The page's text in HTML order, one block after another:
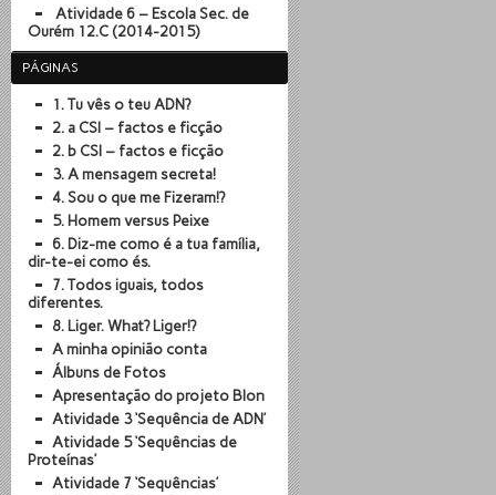
Atividade 6 – Escola Sec. de
Ourém 12.C (2014-2015)
PÁGINAS
1. Tu vês o teu ADN?
2. a CSI – factos e ficção
2. b CSI – factos e ficção
3. A mensagem secreta!
4. Sou o que me Fizeram!?
5. Homem versus Peixe
6. Diz-me como é a tua família,
dir-te-ei como és.
7. Todos iguais, todos
diferentes.
8. Liger. What? Liger!?
A minha opinião conta
Álbuns de Fotos
Apresentação do projeto BIon
Atividade 3 ‘Sequência de ADN’
Atividade 5 ‘Sequências de
Proteínas’
Atividade 7 ‘Sequências’